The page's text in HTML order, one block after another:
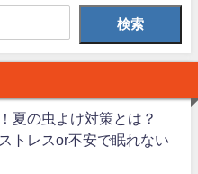
検索
夏の虫よけ対策とは？
トレスor不安で眠れない